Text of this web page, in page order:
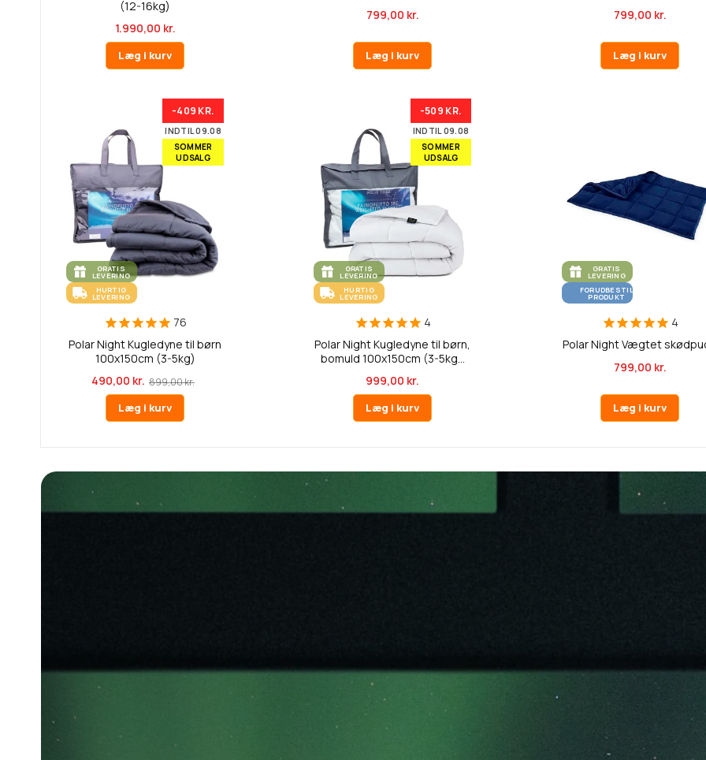
(12-16kg)
1.990,00 kr.
Læg i kurv
799,00 kr.
Læg i kurv
799,00 kr.
Læg i kurv
-409 KR.
INDTIL 09.08
SOMMER
UDSALG
GRATIS
LEVERING
HURTIG
LEVERING
76
Polar Night Kugledyne til børn
100x150cm (3-5kg)
490,00 kr. 899,00 kr.
Læg i kurv
-509 KR.
INDTIL 09.08
SOMMER
UDSALG
GRATIS
LEVERING
HURTIG
LEVERING
4
Polar Night Kugledyne til børn,
bomuld 100x150cm (3-5kg...
999,00 kr.
Læg i kurv
GRATIS
LEVERING
FORUDBESTIL
PRODUKT
4
Polar Night Vægtet
799,00 kr.
Læg i kurv